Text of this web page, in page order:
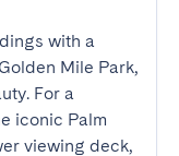
with a
Mile Park,
For a
iconic Palm
viewing deck,